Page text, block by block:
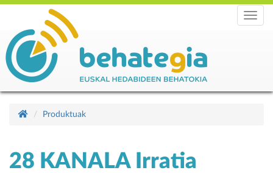
Produktuak
28 KANALA Irratia